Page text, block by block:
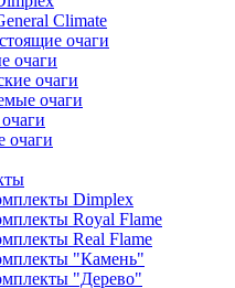
Climate
очаги
очаги
очаги
очаги
очаги
Dimplex
Royal Flame
Real Flame
"Камень"
"Дерево"